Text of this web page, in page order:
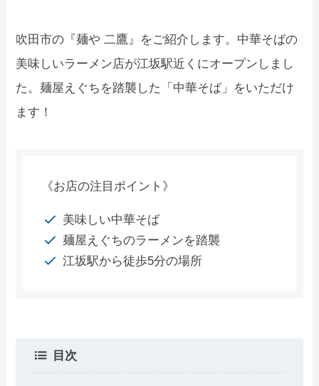
吹田市の『麺や 二鷹』をご紹介します。中華そばの
美味しいラーメン店が江坂駅近くにオープンしまし
た。麺屋えぐちを踏襲した「中華そば」をいただけ
ます！
《お店の注目ポイント》
美味しい中華そば
麺屋えぐちのラーメンを踏襲
江坂駅から徒歩5分の場所
目次